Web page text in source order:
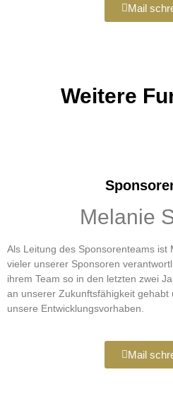
Mail
Weitere
Melanie
Als Leitung des Sponsorenteams ist
vieler unserer Sponsoren
ihrem Team so in den letzten zwei
an unserer Zukunftsfähigkeit gehabt
unsere Entwicklungsvorhaben.
Mail